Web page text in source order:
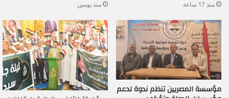
منذ 17 ساعة منذ يومين
مؤسسة المصريين تنظم ندوة لدعم